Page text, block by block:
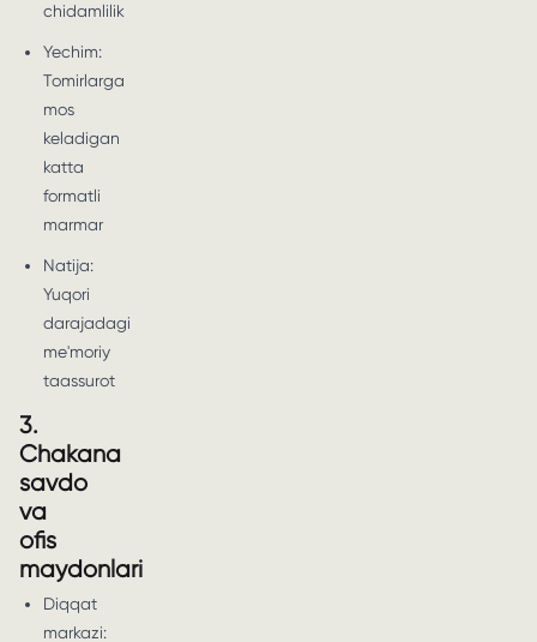
chidamlilik
Yechim:
Tomirlarga
mos
keladigan
katta
formatli
marmar
Natija:
Yuqori
darajadagi
me'moriy
taassurot
3.
Chakana
savdo
va
ofis
maydonlari
Diqqat
markazi: